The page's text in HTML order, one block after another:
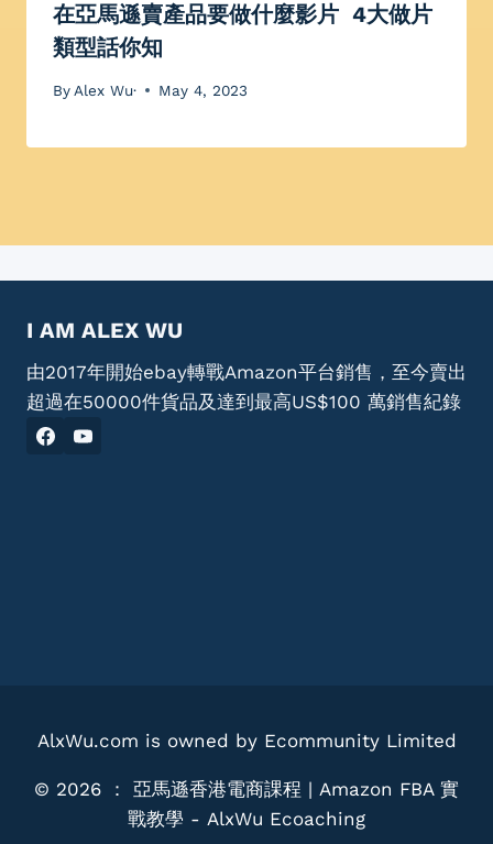
在亞馬遜賣產品要做什麼影片 4大做片
類型話你知
By Alex Wu· May 4, 2023
I AM ALEX WU
由2017年開始ebay轉戰Amazon平台銷售，至今賣出
超過在50000件貨品及達到最高US$100 萬銷售紀錄
AlxWu.com is owned by Ecommunity Limited
© 2026 ： 亞馬遜香港電商課程 | Amazon FBA 實
戰教學 - AlxWu Ecoaching